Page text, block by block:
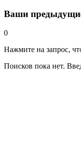
Ваши
0
Нажмите на запрос,
Поисков пока нет.